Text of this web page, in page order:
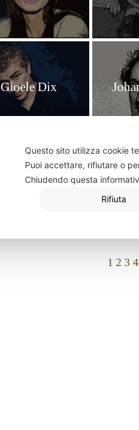
Gioele Dix
Wilder
1 2 3 4
Questo sito utilizza cookie
Puoi accettare, rifiutare o
Chiudendo questa
Rifiuta